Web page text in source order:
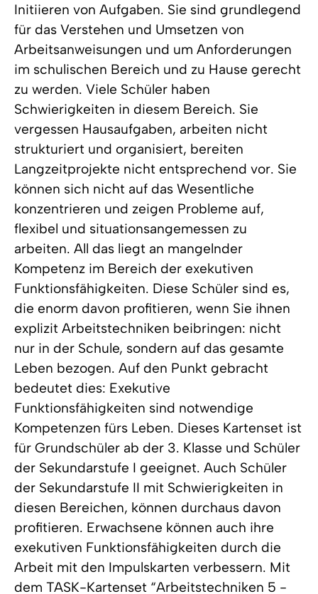
Initiieren von Aufgaben. Sie sind grundlegend
für das Verstehen und Umsetzen von
Arbeitsanweisungen und um Anforderungen
im schulischen Bereich und zu Hause gerecht
zu werden. Viele Schüler haben
Schwierigkeiten in diesem Bereich. Sie
vergessen Hausaufgaben, arbeiten nicht
strukturiert und organisiert, bereiten
Langzeitprojekte nicht entsprechend vor. Sie
können sich nicht auf das Wesentliche
konzentrieren und zeigen Probleme auf,
flexibel und situationsangemessen zu
arbeiten. All das liegt an mangelnder
Kompetenz im Bereich der exekutiven
Funktionsfähigkeiten. Diese Schüler sind es,
die enorm davon profitieren, wenn Sie ihnen
explizit Arbeitstechniken beibringen: nicht
nur in der Schule, sondern auf das gesamte
Leben bezogen. Auf den Punkt gebracht
bedeutet dies: Exekutive
Funktionsfähigkeiten sind notwendige
Kompetenzen fürs Leben. Dieses Kartenset ist
für Grundschüler ab der 3. Klasse und Schüler
der Sekundarstufe I geeignet. Auch Schüler
der Sekundarstufe II mit Schwierigkeiten in
diesen Bereichen, können durchaus davon
profitieren. Erwachsene können auch ihre
exekutiven Funktionsfähigkeiten durch die
Arbeit mit den Impulskarten verbessern. Mit
dem TASK-Kartenset “Arbeitstechniken 5 -